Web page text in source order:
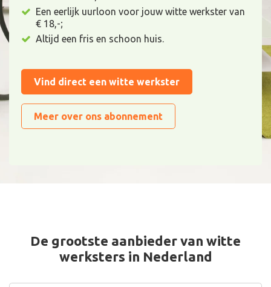
Een eerlijk uurloon voor jouw witte werkster van
€ 18,-;
Altijd een fris en schoon huis.
Vind direct een witte werkster
Meer over ons abonnement
De grootste aanbieder van witte
werksters in Nederland